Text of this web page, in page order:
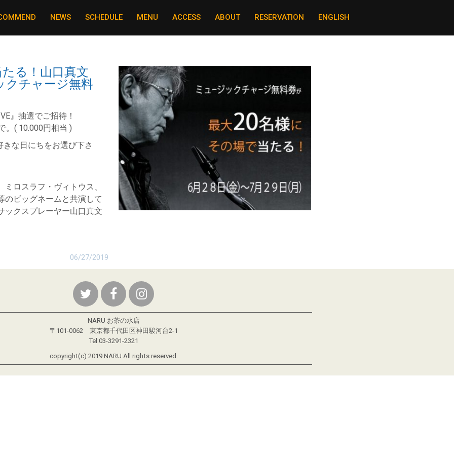
NEWS SCHEDULE MENU ACCESS ABOUT RESERVATION ENGLISH
る！山口真文
クチャージ無料
』抽選でご招待！
。( 10.000円相当 )
きな日にちをお選び下さ
ロスラフ・ヴィトウス、
のビッグネームと共演して
ックスプレーヤー山口真文
06/27/2019
NARU お茶の水店
〒101-0062 東京都千代田区神田駿河台2-1
Tel:03-3291-2321
copyright(c) 2019 NARU.All rights reserved.